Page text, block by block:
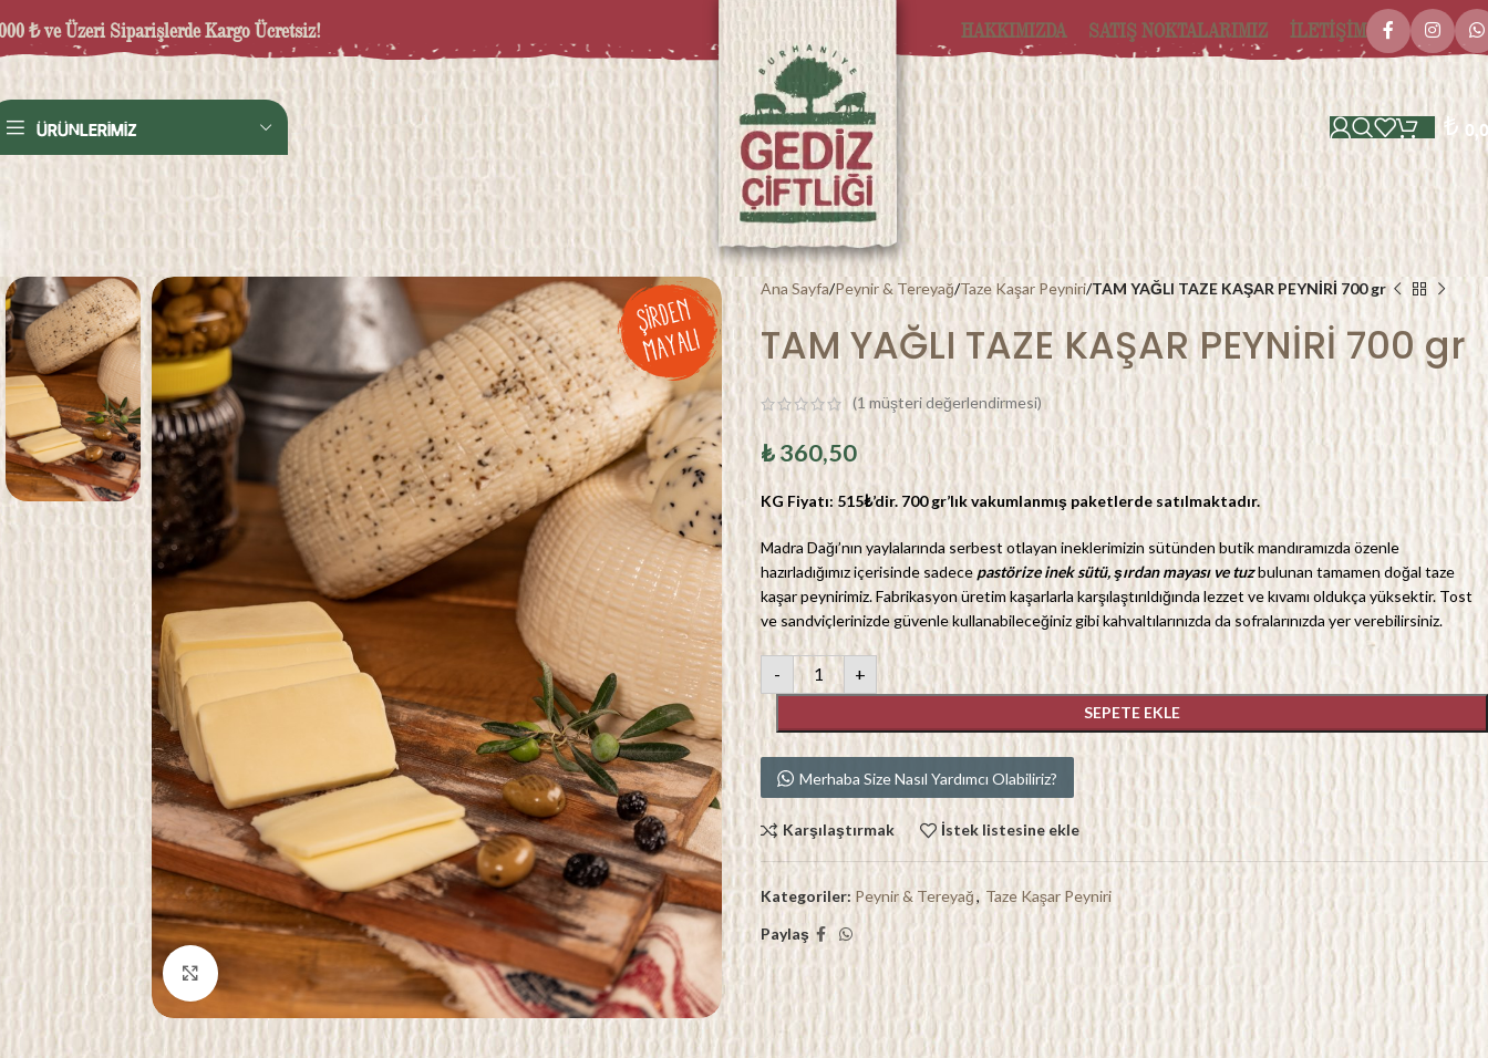
₺ ve Üzeri Siparişlerde Kargo Ücretsiz! HAKKIMIZDA SATIŞ NOKTALARIMIZ İLETİŞİM
ÜRÜNLERİMİZ ₺
Ana Sayfa Peynir & Tereyağ Taze Kaşar Peyniri TAM YAĞLI TAZE KAŞAR PEYNİRİ 700 gr
TAM YAĞLI TAZE KAŞAR PEYNİRİ 700 gr
(1 müşteri değerlendirmesi)
₺360,50
KG Fiyatı: 515₺’dir. 700 gr’lık vakumlanmış paketlerde satılmaktadır.
Madra Dağı’nın yaylalarında serbest otlayan ineklerimizin sütünden butik mandıramızda özenle
hazırladığımız içerisinde sadece pastörize inek sütü, şırdan mayası ve tuzbulunan tamamen doğal taze
kaşar peynirimiz. Fabrikasyon üretim kaşarlarla karşılaştırıldığında lezzet ve kıvamı oldukça yüksektir. Tost
ve sandviçlerinizde güvenle kullanabileceğiniz gibi kahvaltılarınızda da sofralarınızda yer verebilirsiniz.
- +
SEPETE EKLE
Merhaba Size Nasıl Yardımcı Olabiliriz?
Karşılaştırmak İstek listesine ekle
Kategoriler: Peynir & Tereyağ, Taze Kaşar Peyniri
Paylaş